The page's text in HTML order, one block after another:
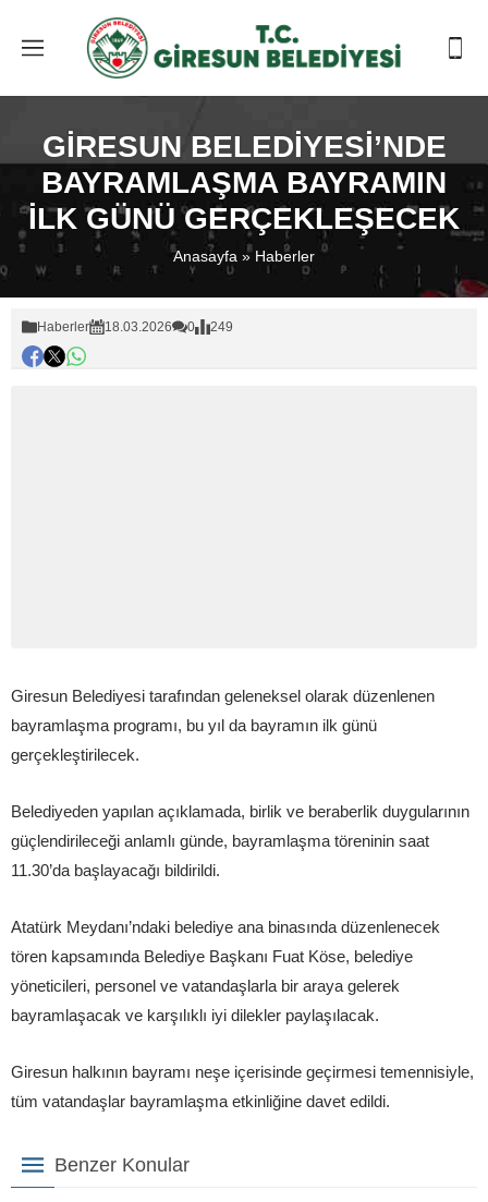
GİRESUN BELEDİYESİ’NDE
BAYRAMLAŞMA BAYRAMIN
İLK GÜNÜ GERÇEKLEŞECEK
Anasayfa » Haberler
Haberler 18.03.2026 0 249
Giresun Belediyesi tarafından geleneksel olarak düzenlenen
bayramlaşma programı, bu yıl da bayramın ilk günü
gerçekleştirilecek.
Belediyeden yapılan açıklamada, birlik ve beraberlik duygularının
güçlendirileceği anlamlı günde, bayramlaşma töreninin saat
11.30’da başlayacağı bildirildi.
Atatürk Meydanı’ndaki belediye ana binasında düzenlenecek
tören kapsamında Belediye Başkanı Fuat Köse, belediye
yöneticileri, personel ve vatandaşlarla bir araya gelerek
bayramlaşacak ve karşılıklı iyi dilekler paylaşılacak.
Giresun halkının bayramı neşe içerisinde geçirmesi temennisiyle,
tüm vatandaşlar bayramlaşma etkinliğine davet edildi.
Benzer Konular